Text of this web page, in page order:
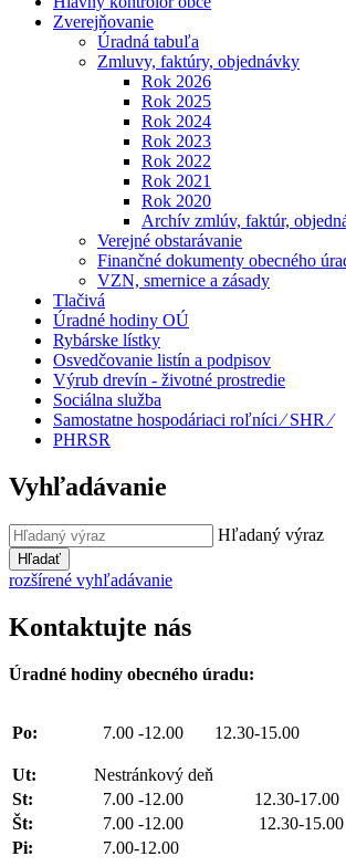
Zverejňovanie
Úradná tabuľa
Zmluvy, faktúry, objednávky
Rok 2026
Rok 2025
Rok 2024
Rok 2023
Rok 2022
Rok 2021
Rok 2020
Archív zmlúv, faktúr,
Verejné obstarávanie
Finančné dokumenty obecného
VZN, smernice a zásady
Tlačivá
Úradné hodiny OÚ
Rybárske lístky
Osvedčovanie listín a podpisov
Výrub drevín - životné prostredie
Sociálna služba
Samostatne hospodáriaci roľníci ⁄ SHR ⁄
PHRSR
Vyhľadávanie
Hľadaný výraz
Hľadať
rozšírené vyhľadávanie
Kontaktujte nás
Úradné hodiny obecného úradu:
Po: 7.00 -12.00 12.30-15.00
Ut:
Nestránkový deň
St:
7.00 -12.00 12.30-17.00
Št:
7.00 -12.00 12.30-15.00
Pi:
7.00-12.00